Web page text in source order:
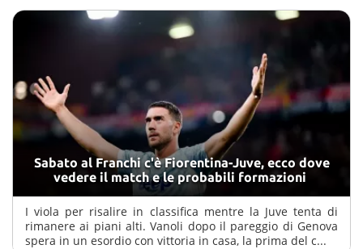
Sabato al Franchi c'è Fiorentina-Juve, ecco dove
vedere il match e le probabili formazioni
I viola per risalire in classifica mentre la Juve tenta di
rimanere ai piani alti. Vanoli dopo il pareggio di Genova
spera in un esordio con vittoria in casa, la prima del c...